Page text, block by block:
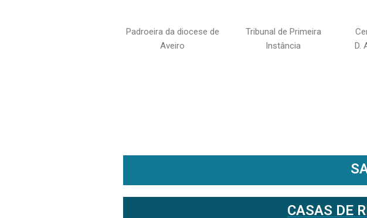
Padroeira da diocese de
Aveiro
Tribunal de Primeira
Instância
D.
CASAS DE